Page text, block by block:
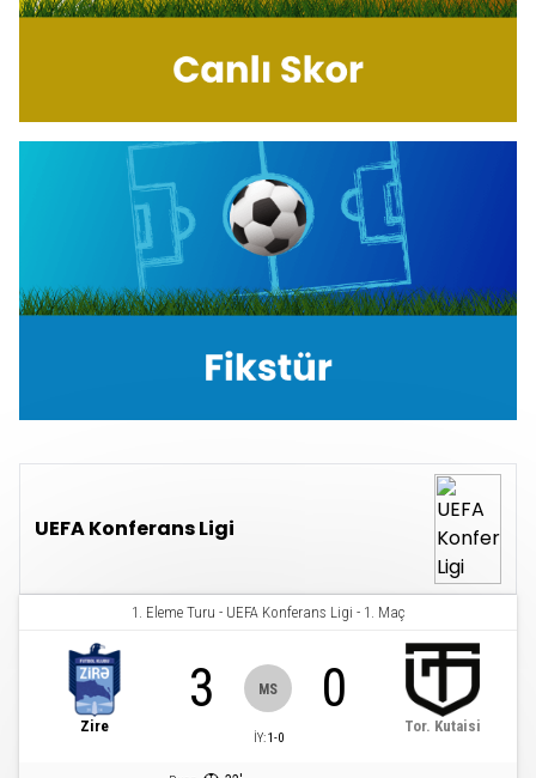
UEFA Konferans Ligi
1. Eleme Turu - UEFA Konferans Ligi - 1. Maç
Zire
3 MS 0
Tor. Kutaisi
İY:1-0